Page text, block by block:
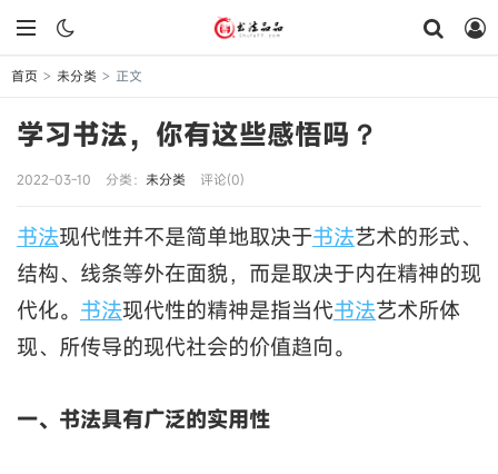
首页 > 未分类 > 正文
学习书法，你有这些感悟吗？
2022-03-10 分类： 未分类 评论(0)
书法现代性并不是简单地取决于书法艺术的形式、
结构、线条等外在面貌，而是取决于内在精神的现
代化。 书法现代性的精神是指当代书法艺术所体
现、所传导的现代社会的价值趋向。
一、书法具有广泛的实用性